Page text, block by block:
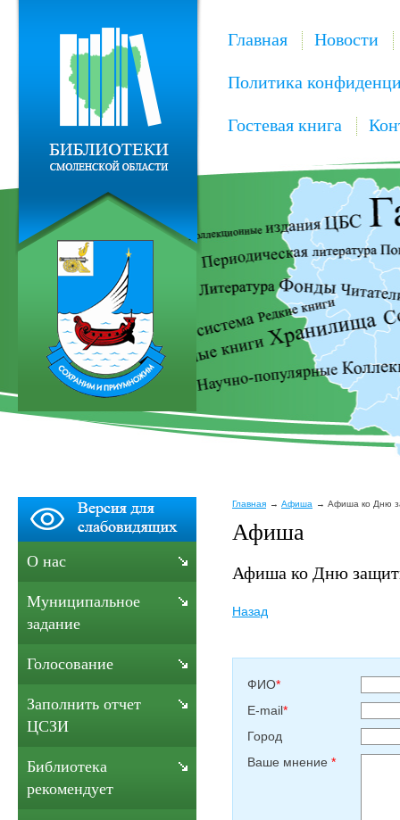
Главная Новости
Политика
Гостевая книга
Главная Афиша Афиша ко Дню
Афиша
Афиша ко Дню
Назад
ФИО*
E-mail*
Город
Ваше мнение *
О нас
Муниципальное
задание
Голосование
Заполнить отчет
ЦСЗИ
Библиотека
рекомендует